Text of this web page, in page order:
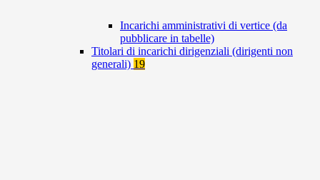
Incarichi amministrativi di vertice (da
pubblicare in tabelle)
Titolari di incarichi dirigenziali (dirigenti non
generali) 19